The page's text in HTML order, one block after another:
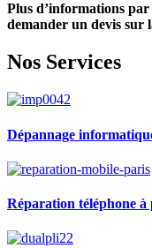
Plus d’informations par
demander un devis sur
Nos Services
Dépannage
Réparation téléphone